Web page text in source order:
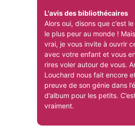
L'avis des bibliothécaires
Alors oui, disons que c’est
le plus peur au monde !
vrai, je vous invite à ouvrir
avec votre enfant et vous
rires voler autour de vous.
Louchard nous fait encore
preuve de son génie dans
d’album pour les petits.
vraiment.